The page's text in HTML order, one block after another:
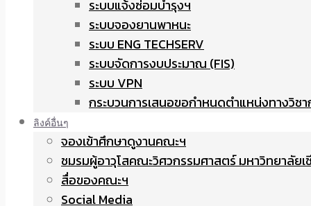
ระบบแจ้งซ่อมบำรุงฯ
ระบบจองยานพาหนะ
ระบบ ENG TECHSERV
ระบบจัดการงบประมาณ (FIS)
ระบบ VPN
กระบวนการเสนอขอกำหนดตำแหน่งทางวิช
ลิงค์อื่นๆ
จองเข้าศึกษาดูงานคณะฯ
ชมรมผู้อาวุโสคณะวิศวกรรมศาสตร์ มหาวิทยาลัยเ
สื่อของคณะฯ
Social Media